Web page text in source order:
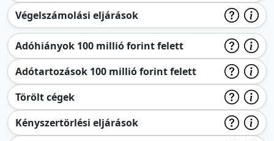
Végelszámolási eljárások
Adóhiányok 100 millió forint felett
Adótartozások 100 millió forint felett
Törölt cégek
Kényszertörlési eljárások